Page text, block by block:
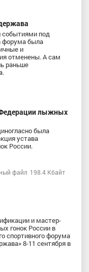
событиями под
форума была
и
отменены. А сам
раньше
лыжных
была
устава
России.
файл 198.4 Кбайт
и мастер-
гонок России в
спортивного форума
8-11 сентября в